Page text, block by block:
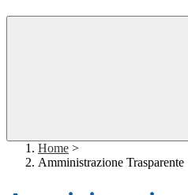
Home >
Amministrazione Trasparente